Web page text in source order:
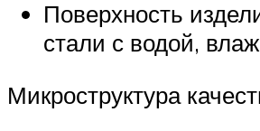
Поверхность
стали с водой,
Микроструктура